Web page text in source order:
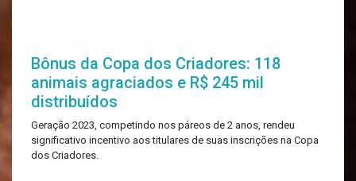
Bônus da Copa dos Criadores: 118
animais agraciados e R$ 245 mil
distribuídos
Geração 2023, competindo nos páreos de 2 anos, rendeu
significativo incentivo aos titulares de suas inscrições na Copa
dos Criadores.